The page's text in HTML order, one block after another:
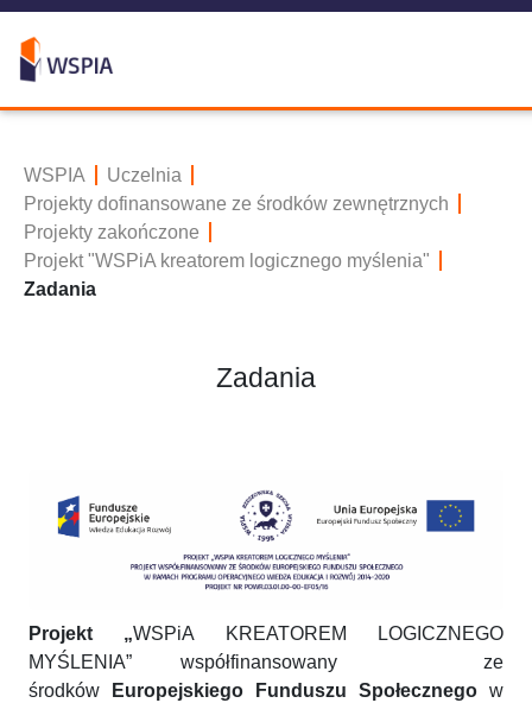
WSPIA
Uczelnia
Projekty dofinansowane ze środków zewnętrznych
Projekty zakończone
Projekt "WSPiA kreatorem logicznego myślenia"
Zadania
Zadania
Projekt „WSPiA KREATOREM LOGICZNEGO
MYŚLENIA” współfinansowany ze
środków
Europejskiego Funduszu Społecznego w